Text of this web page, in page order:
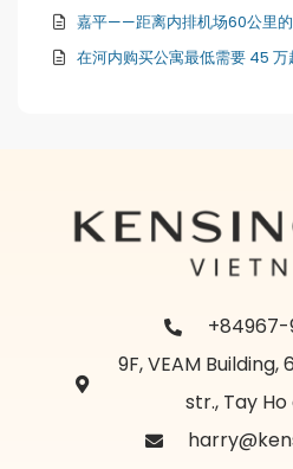
嘉平——距离内排机场60公里
在河内购买公寓最低需要 45
9F, VEAM Building,
str., Tay Ho